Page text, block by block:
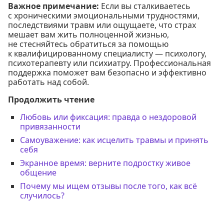
Важное примечание: Если вы сталкиваетесь
с хроническими эмоциональными трудностями,
последствиями травм или ощущаете, что страх
мешает вам жить полноценной жизнью,
не стесняйтесь обратиться за помощью
к квалифицированному специалисту — психологу,
психотерапевту или психиатру. Профессиональная
поддержка поможет вам безопасно и эффективно
работать над собой.
Продолжить чтение
Любовь или фиксация: правда о нездоровой
привязанности
Самоуважение: как исцелить травмы и принять
себя
Экранное время: верните подростку живое
общение
Почему мы ищем отзывы после того, как всё
случилось?